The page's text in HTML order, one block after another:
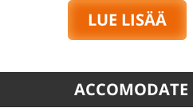
LUE LISÄÄ